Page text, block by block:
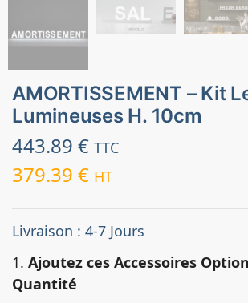
AMORTISSEMENT – Kit
Lumineuses H. 10cm
443.89 € TTC
379.39 € HT
Livraison : 4-7 Jours
1. Ajoutez ces Accessoires
Quantité